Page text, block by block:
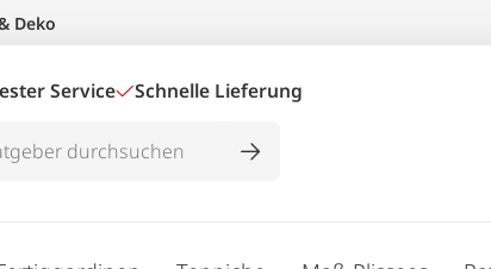
Deko
Service Schnelle Lieferung